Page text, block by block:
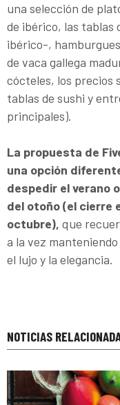
una selección de
de ibérico, las tablas
ibérico-,
de vaca gallega
cócteles, los precios
tablas de sushi y
principales).
La propuesta de
una opción
despedir el verano
del otoño (el cierre
octubre), que
a la vez
el lujo y la elegancia.
NOTICIAS